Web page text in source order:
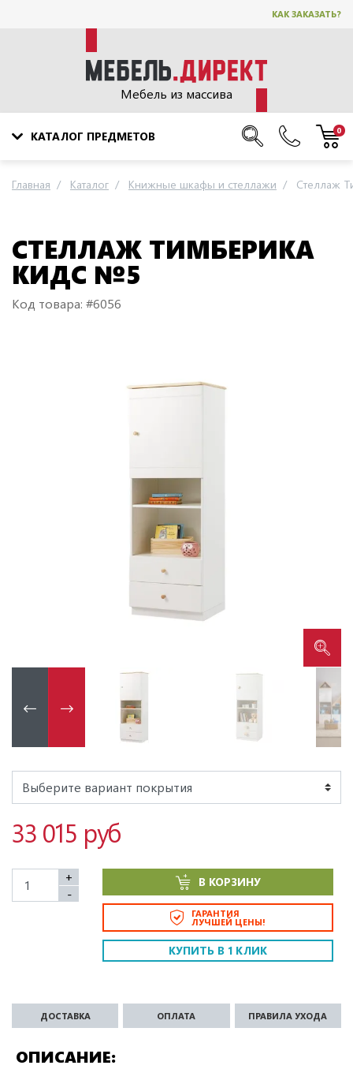
КАК ЗАКАЗАТЬ?
Мебель из массива
КАТАЛОГ ПРЕДМЕТОВ 0
Главная Каталог Книжные шкафы и стеллажи Стеллаж
СТЕЛЛАЖ ТИМБЕРИКА
КИДС №5
Код товара: #6056
33 015 руб
+
-
В КОРЗИНУ
ГАРАНТИЯ
ЛУЧШЕЙ ЦЕНЫ!
КУПИТЬ В 1 КЛИК
ОПИСАНИЕ
ДОСТАВКА ОПЛАТА ПРАВИЛА УХОДА